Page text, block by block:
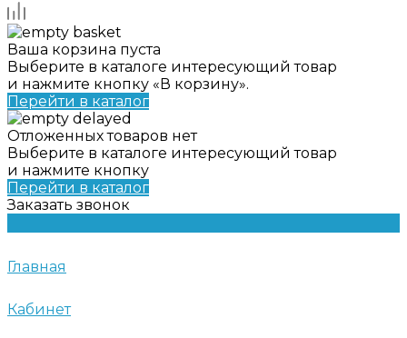
Ваша корзина пуста
Выберите в каталоге интересующий товар
и нажмите кнопку «В корзину».
Перейти в каталог
Отложенных товаров нет
Выберите в каталоге интересующий товар
и нажмите кнопку
Перейти в каталог
Заказать звонок
Главная
Кабинет